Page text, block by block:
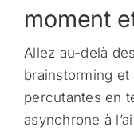
moment
Allez au-delà
brainstorming
percutantes en
asynchrone à